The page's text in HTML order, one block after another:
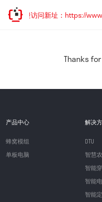
移，欢迎访问新址：https://
Thanks
产品中心
蜂窝模组
单板电脑
解决
DTU
智慧
智能
智能
智能